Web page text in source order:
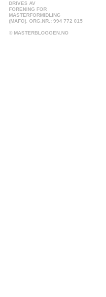
DRIVES AV
FORENING FOR
MASTERFORMIDLING
(MAFO). ORG.NR.: 994 772 015
© MASTERBLOGGEN.NO